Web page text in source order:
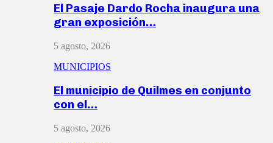
El Pasaje Dardo Rocha inaugura una
gran exposición…
5 agosto, 2026
MUNICIPIOS
El municipio de Quilmes en conjunto
con el…
5 agosto, 2026